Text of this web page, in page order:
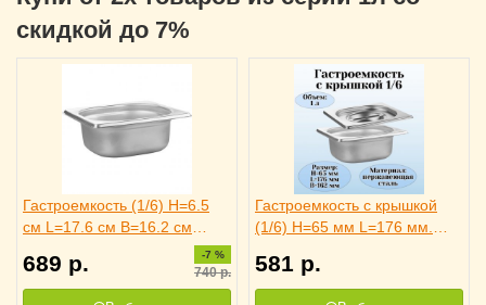
скидкой до 7%
Гастроемкость (1/6) H=6.5
см L=17.6 см B=16.2 см
689 р. -7 %
740р.
Гастроемкость с крышкой
(1/6) H=65 мм L=176 мм.
581 р.